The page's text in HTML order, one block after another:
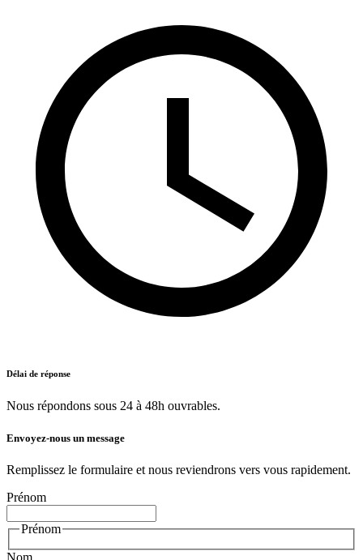
Délai de réponse
Nous répondons sous 24 à 48h ouvrables.
Envoyez-nous un message
Remplissez le formulaire et nous reviendrons vers vous rapidement.
Prénom
Prénom